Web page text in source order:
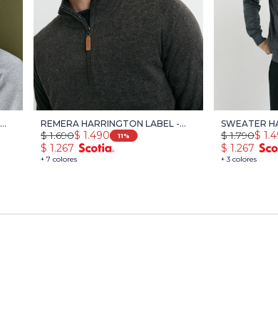
REMERA HARRINGTON LABEL -
GRIS OSCURO MELANGE
+ 7 colores
$ 1.490
$ 1.690 11
$ 1.267
SWEATER
+ 3 colores
$
$ 1.790
$ 1.267